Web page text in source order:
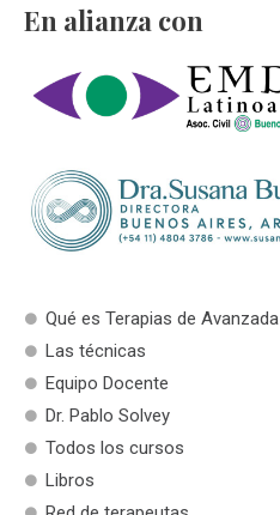
En alianza con
Qué es Terapias de Avanzada
Las técnicas
Equipo Docente
Dr. Pablo Solvey
Todos los cursos
Libros